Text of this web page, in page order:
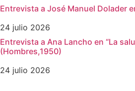
Entrevista a José Manuel Dolader
24 julio 2026
Entrevista a Ana Lancho en “La
(Hombres,1950)
24 julio 2026